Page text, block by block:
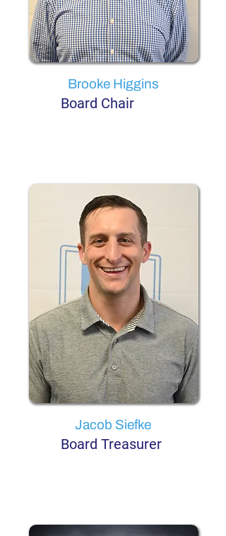
Brooke Higgins
Board Chair
Jacob Siefke
Board Treasurer